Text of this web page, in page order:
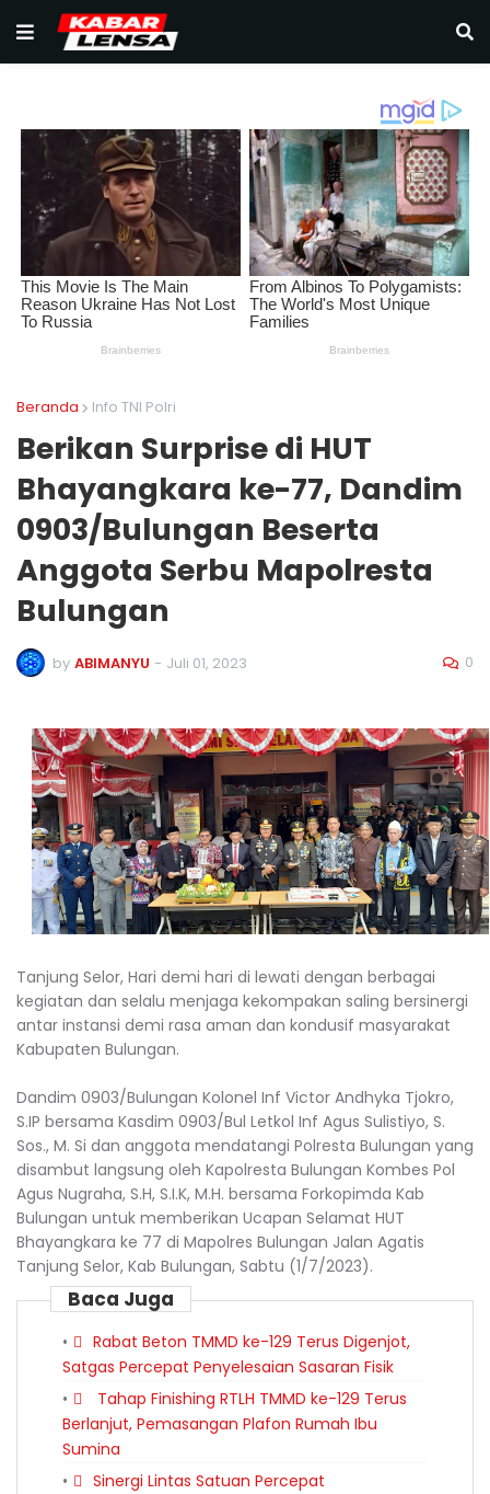
Beranda Info TNI Polri
Berikan Surprise di HUT
Bhayangkara ke-77, Dandim
0903/Bulungan Beserta
Anggota Serbu Mapolresta
Bulungan
by ABIMANYU - Juli 01, 2023 0
Tanjung Selor, Hari demi hari di lewati dengan berbagai
kegiatan dan selalu menjaga kekompakan saling bersinergi
antar instansi demi rasa aman dan kondusif masyarakat
Kabupaten Bulungan.
Dandim 0903/Bulungan Kolonel Inf Victor Andhyka Tjokro,
S.IP bersama Kasdim 0903/Bul Letkol Inf Agus Sulistiyo, S.
Sos., M. Si dan anggota mendatangi Polresta Bulungan yang
disambut langsung oleh Kapolresta Bulungan Kombes Pol
Agus Nugraha, S.H, S.I.K, M.H. bersama Forkopimda Kab
Bulungan untuk memberikan Ucapan Selamat HUT
Bhayangkara ke 77 di Mapolres Bulungan Jalan Agatis
Tanjung Selor, Kab Bulungan, Sabtu (1/7/2023).
Baca Juga
Rabat Beton TMMD ke-129 Terus Digenjot,
Satgas Percepat Penyelesaian Sasaran Fisik
Tahap Finishing RTLH TMMD ke-129 Terus
Berlanjut, Pemasangan Plafon Rumah Ibu
Sumina
Sinergi Lintas Satuan Percepat